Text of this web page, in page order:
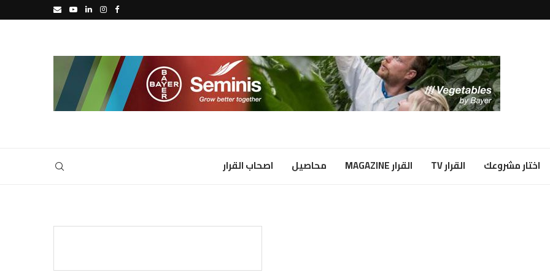
اختار مشروعك القرار TV القرار MAGAZINE محاصيل اصحاب القرار